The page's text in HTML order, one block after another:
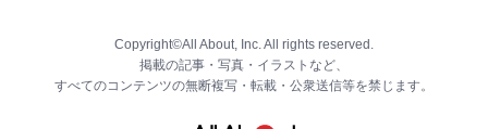
Copyright©All About, Inc. All rights reserved.
掲載の記事・写真・イラストなど、
すべてのコンテンツの無断複写・転載・公衆送信等を禁じます。